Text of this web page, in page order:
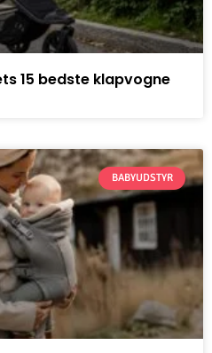
15 bedste klapvogne
BABYUDSTYR